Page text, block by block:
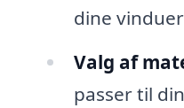
dine
Valg af
passer til